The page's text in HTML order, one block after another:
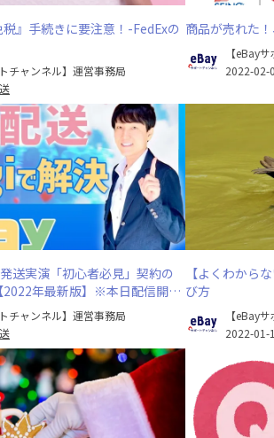
』手続きに要注意！-FedExの
チャンネル】運営事務局
商品が売れた
【eBay
2022-02-
送実演「初心者必見」契約の
2022年最新版】※本日配信開始
チャンネル】運営事務局
【よくわから
び方
【eBay
2022-01-